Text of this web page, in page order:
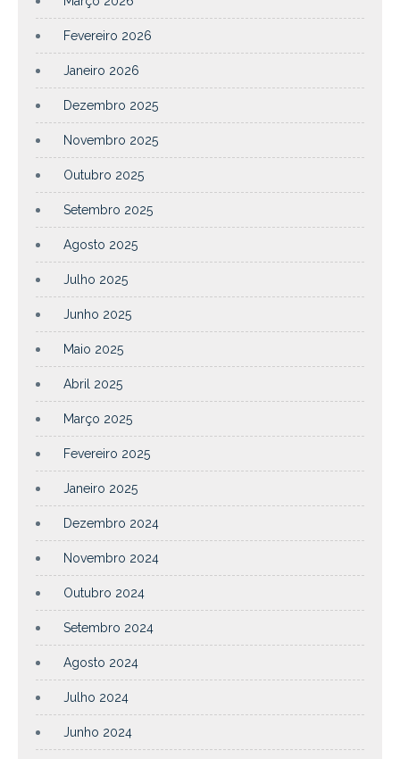
Fevereiro 2026
Janeiro 2026
Dezembro 2025
Novembro 2025
Outubro 2025
Setembro 2025
Agosto 2025
Julho 2025
Junho 2025
Maio 2025
Abril 2025
Março 2025
Fevereiro 2025
Janeiro 2025
Dezembro 2024
Novembro 2024
Outubro 2024
Setembro 2024
Agosto 2024
Julho 2024
Junho 2024